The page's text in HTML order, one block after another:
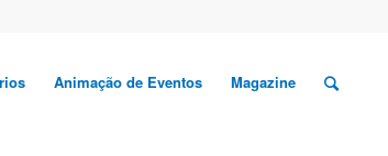
Animação de Eventos Magazine